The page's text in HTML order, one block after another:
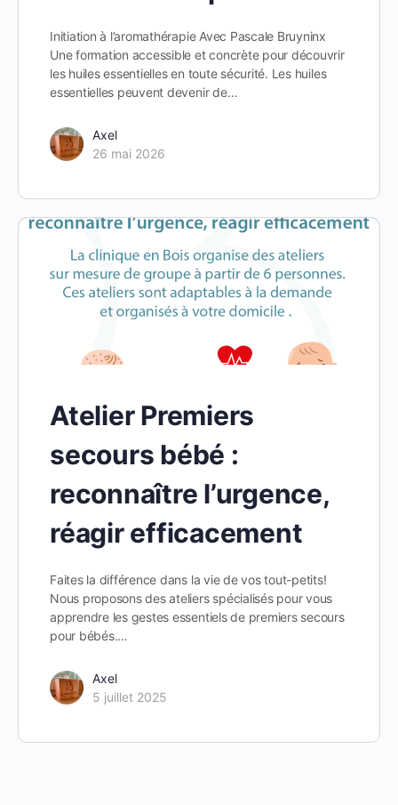
Initiation à l’aromathérapie Avec Pascale Bruyninx
Une formation accessible et concrète pour découvrir
les huiles essentielles en toute sécurité. Les huiles
essentielles peuvent devenir de…
Axel
26 mai 2026
Atelier Premiers
secours bébé :
reconnaître l’urgence,
réagir efficacement
Faites la différence dans la vie de vos tout-petits!
Nous proposons des ateliers spécialisés pour vous
apprendre les gestes essentiels de premiers secours
pour bébés.…
Axel
5 juillet 2025